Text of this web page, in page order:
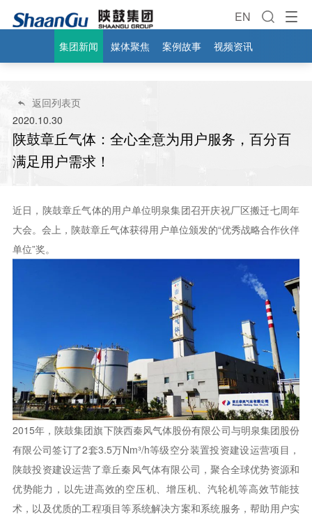
EN
集团新闻 媒体聚焦 案例故事 视频资讯

返回列表页
2020.10.30
陕鼓章丘气体：全心全意为用户服务，百分百
满足用户需求！
近日，陕鼓章丘气体的用户单位明泉集团召开庆祝厂区搬迁七周年
大会。会上，陕鼓章丘气体获得用户单位颁发的“优秀战略合作伙伴
单位”奖。
2015年，陕鼓集团旗下陕西秦风气体股份有限公司与明泉集团股份
有限公司签订了2套3.5万Nm³/h等级空分装置投资建设运营项目，
陕鼓投资建设运营了章丘秦风气体有限公司，聚合全球优势资源和
优势能力，以先进高效的空压机、增压机、汽轮机等高效节能技
术，以及优质的工程项目等系统解决方案和系统服务，帮助用户实